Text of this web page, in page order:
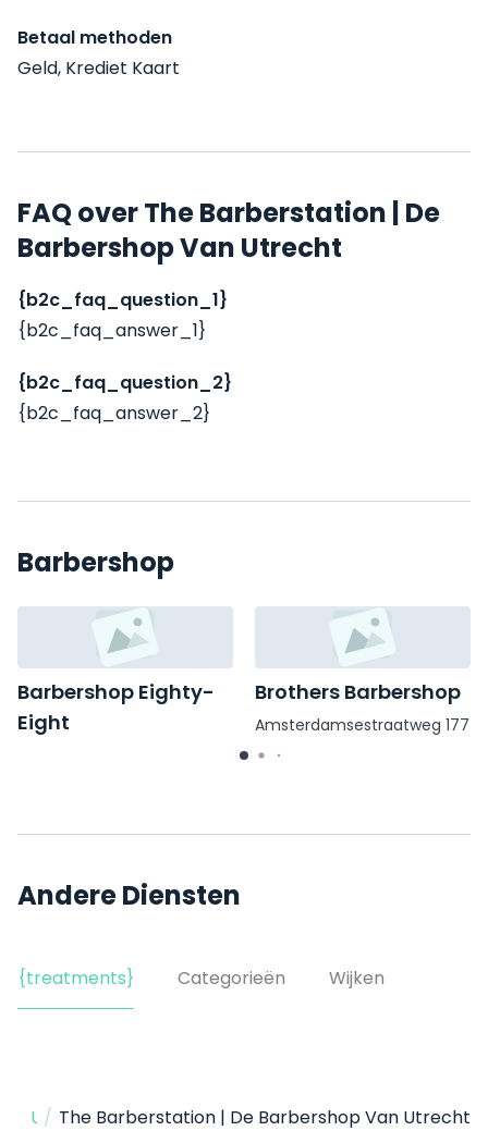
Betaal methoden
Geld, Krediet Kaart
FAQ over The Barberstation | De
Barbershop Van Utrecht
{b2c_faq_question_1}
{b2c_faq_answer_1}
{b2c_faq_question_2}
{b2c_faq_answer_2}
Barbershop
Barbershop Eighty-
Eight
Brothers Barbershop
Amsterdamsestraatweg 177
Andere Diensten
{treatments} Categorieën Wijken
Home
/Barbershop
/ Utrecht
/ The Barberstation | De Barbershop Van Utrecht